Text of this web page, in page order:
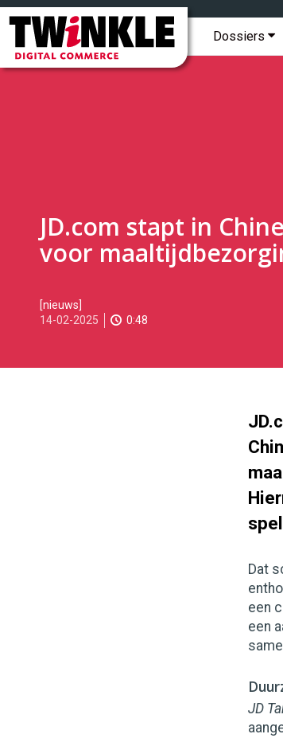
Twinkle
Digital
Commerce
Hoofdmenu
Dossiers
Topmenu
JD.com stapt in
voor
2025-
02-
02-
[nieuws]
14-02-2025
0:48
Dat
een
een
JD